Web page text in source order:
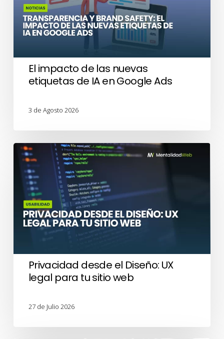
nuevas
etiquetas
en
GoogleEl impacto de las nuevas
etiquetas de IA en Google Ads
3 de Agosto 2026
Privacidad
desde
Diseño:
UX
legal
para
sitio
Privacidad desde el Diseño: UX
legal para tu sitio web
27 de Julio 2026